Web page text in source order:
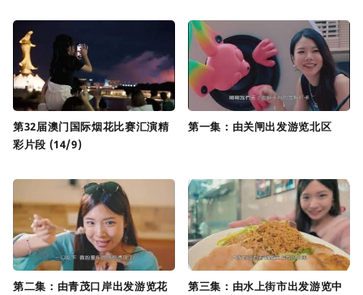
第32届澳门国际烟花比赛汇演精
彩片段 (14/9)
第一集：由关闸出发游览北区
第二集：由青茂口岸出发游览花
第三集：由水上街市出发游览中